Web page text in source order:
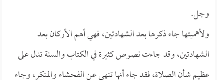
وجل.
ولأهميتها جاء ذكرها بعد الشهادتين، فهي أهم الأركان بعد
الشهادتين، وقد جاءت نصوص كثيرة في الكتاب والسنة تدل على
عظيم شأن الصلاة، فقد جاء أنها تنهى عن الفحشاء والمنكر، وجاء